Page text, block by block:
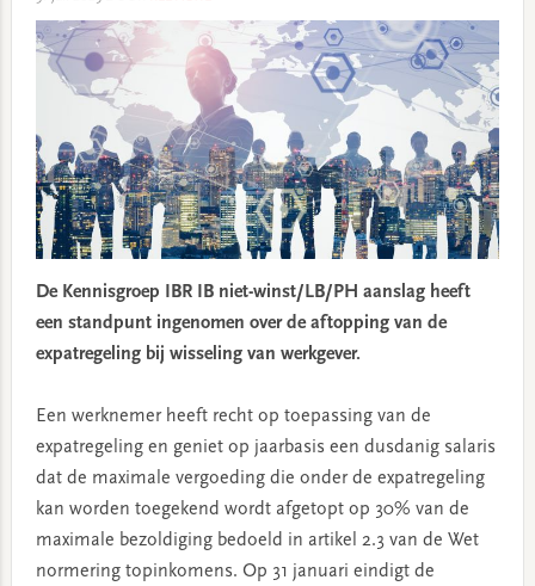
De Kennisgroep IBR IB niet-winst/LB/PH aanslag heeft
een standpunt ingenomen over de aftopping van de
expatregeling bij wisseling van werkgever.
Een werknemer heeft recht op toepassing van de
expatregeling en geniet op jaarbasis een dusdanig salaris
dat de maximale vergoeding die onder de expatregeling
kan worden toegekend wordt afgetopt op 30% van de
maximale bezoldiging bedoeld in artikel 2.3 van de Wet
normering topinkomens. Op 31 januari eindigt de